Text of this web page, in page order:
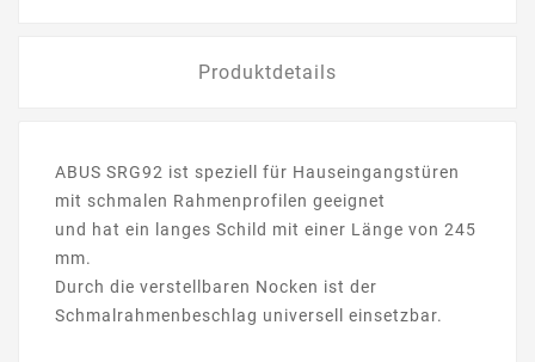
Produktdetails
ABUS SRG92 ist speziell für Hauseingangstüren
mit schmalen Rahmenprofilen geeignet
und hat ein langes Schild mit einer Länge von 245
mm.
Durch die verstellbaren Nocken ist der
Schmalrahmenbeschlag universell einsetzbar.